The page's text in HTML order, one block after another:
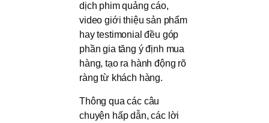
dịch phim quảng cáo,
video giới thiệu sản phẩm
hay testimonial đều góp
phần gia tăng ý định mua
hàng, tạo ra hành động rõ
ràng từ khách hàng.
Thông qua các câu
chuyện hấp dẫn, các lời